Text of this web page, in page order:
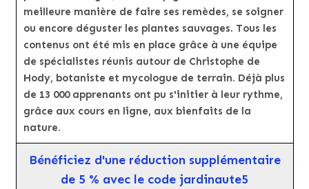
meilleure manière de faire ses remèdes, se soigner
ou encore déguster les plantes sauvages. Tous les
contenus ont été mis en place grâce à une équipe
de spécialistes réunis autour de Christophe de
Hody, botaniste et mycologue de terrain. Déjà plus
de 13 000 apprenants ont pu s'initier à leur rythme,
grâce aux cours en ligne, aux bienfaits de la
nature.
Bénéficiez d'une réduction supplémentaire
de 5 % avec le code jardinaute5